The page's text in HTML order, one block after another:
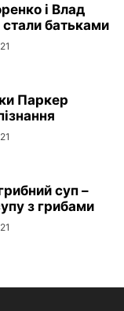
і Влад
батьками
Паркер
суп –
з грибами